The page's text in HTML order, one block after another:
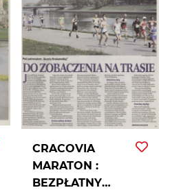
CRACOVIA
MARATON :
BEZPŁATNY